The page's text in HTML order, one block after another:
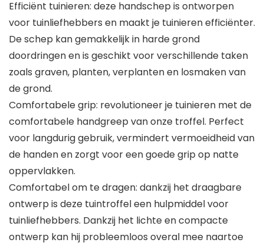
Efficiënt tuinieren: deze handschep is ontworpen
voor tuinliefhebbers en maakt je tuinieren efficiënter.
De schep kan gemakkelijk in harde grond
doordringen en is geschikt voor verschillende taken
zoals graven, planten, verplanten en losmaken van
de grond.
Comfortabele grip: revolutioneer je tuinieren met de
comfortabele handgreep van onze troffel. Perfect
voor langdurig gebruik, vermindert vermoeidheid van
de handen en zorgt voor een goede grip op natte
oppervlakken.
Comfortabel om te dragen: dankzij het draagbare
ontwerp is deze tuintroffel een hulpmiddel voor
tuinliefhebbers. Dankzij het lichte en compacte
ontwerp kan hij probleemloos overal mee naartoe